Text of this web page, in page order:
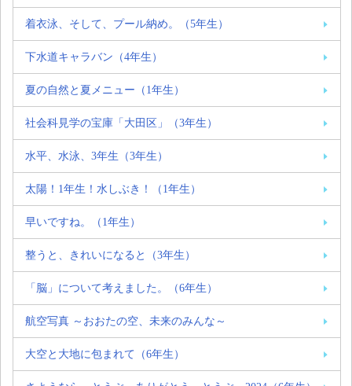
着衣泳、そして、プール納め。（5年生）
下水道キャラバン（4年生）
夏の自然と夏メニュー（1年生）
社会科見学の宝庫「大田区」（3年生）
水平、水泳、3年生（3年生）
太陽！1年生！水しぶき！（1年生）
早いですね。（1年生）
整うと、きれいになると（3年生）
「脳」について考えました。（6年生）
航空写真 ～おおたの空、未来のみんな～
大空と大地に包まれて（6年生）